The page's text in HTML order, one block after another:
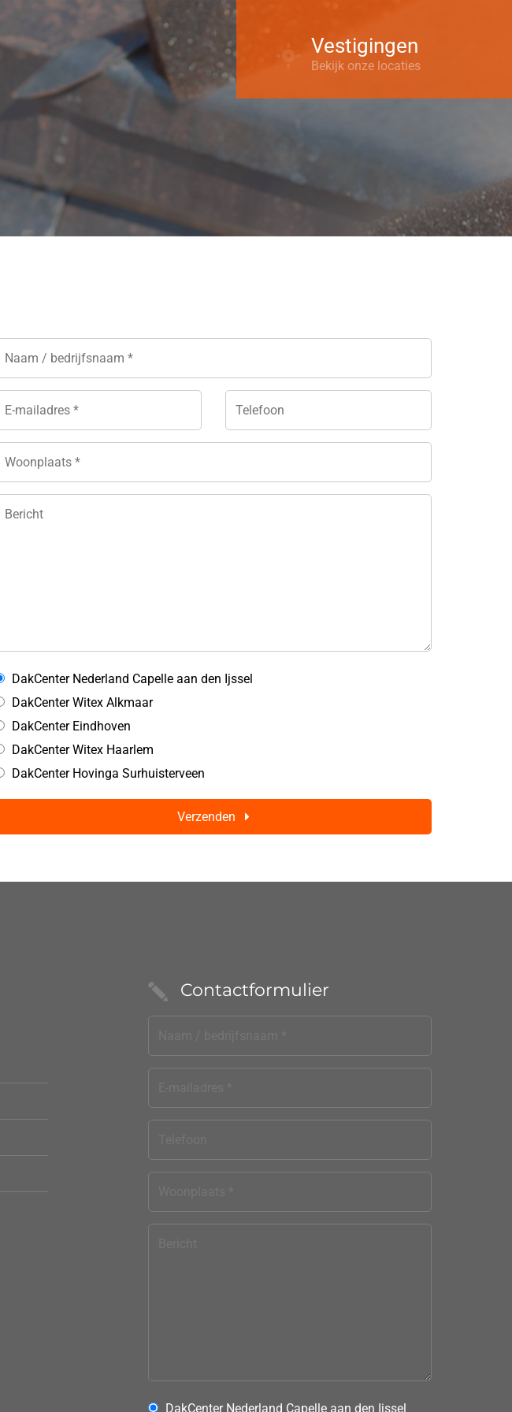
Vestigingen
Bekijk onze locaties
Surhuisterveen
DakCenter Nederland Capelle aan den Ijssel
DakCenter Witex Alkmaar
DakCenter Eindhoven
DakCenter Witex Haarlem
DakCenter Hovinga Surhuisterveen
Verzenden
Contactformulier
DakCenter Nederland Capelle aan den Ijssel